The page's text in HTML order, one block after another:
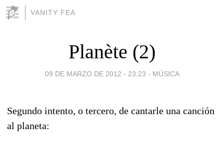
VANITY FEA
Planète (2)
09 DE MARZO DE 2012 - 23:23 - MÚSICA
Segundo intento, o tercero, de cantarle una canción
al planeta: